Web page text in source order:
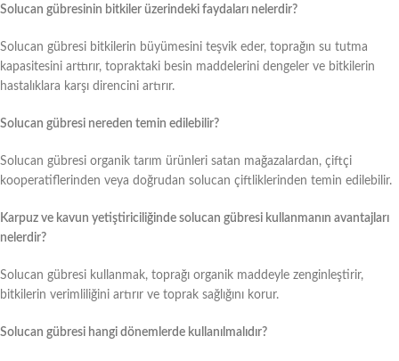
Solucan gübresinin bitkiler üzerindeki faydaları nelerdir?
Solucan gübresi bitkilerin büyümesini teşvik eder, toprağın su tutma
kapasitesini arttırır, topraktaki besin maddelerini dengeler ve bitkilerin
hastalıklara karşı direncini artırır.
Solucan gübresi nereden temin edilebilir?
Solucan gübresi organik tarım ürünleri satan mağazalardan, çiftçi
kooperatiflerinden veya doğrudan solucan çiftliklerinden temin edilebilir.
Karpuz ve kavun yetiştiriciliğinde solucan gübresi kullanmanın avantajları
nelerdir?
Solucan gübresi kullanmak, toprağı organik maddeyle zenginleştirir,
bitkilerin verimliliğini artırır ve toprak sağlığını korur.
Solucan gübresi hangi dönemlerde kullanılmalıdır?